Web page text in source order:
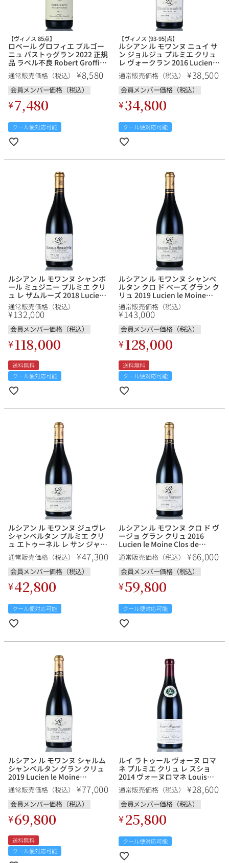
【ヴィノス 85点】
ロベール グロフィエ ブルゴー
ニュ パストゥグラン 2022 正規
品 ラベル不良 Robert Groffier
Bourgogne Passetoutgrain フ
ランス ブルゴーニュ 赤ワイン
通常販売価格（税込） ¥8,580
会員メンバー価格（税込）
¥7,480
クール便対応可能
【ヴィノス (93-95)点】
ルシアン ル モワンヌ ニュイ サ
ン ジョルジュ プルミエ クリュ
レ ヴォークラン 2016 Lucien le
Moine Nuits Saint Georges
1er Cru les Vaucrains フランス
ブルゴーニュ 赤ワイン
通常販売価格（税込） ¥38,500
会員メンバー価格（税込）
¥34,800
クール便対応可能
ルシアン ル モワンヌ シャンボ
ール ミュジニー プルミエ クリ
ュ レ ザムルーズ 2018 Lucien
le Moine Chambolle Musigny
1er Cru Les Amoureuses フラ
ンス ブルゴーニュ 赤ワイン
通常販売価格（税込）
¥132,000
会員メンバー価格（税込）
¥118,000
送料無料
クール便対応可能
ルシアン ル モワンヌ シャンベ
ルタン クロ ド ベーズ グラン ク
リュ 2019 Lucien le Moine
Chambertin Clos de Beze
Grand Cru フランス ブルゴー
ニュ 赤ワイン
通常販売価格（税込）
¥143,000
会員メンバー価格（税込）
¥128,000
送料無料
クール便対応可能
ルシアン ル モワンヌ ジュヴレ
シャンベルタン プルミエ クリ
ュ エトゥーネル レ サン ジャッ
ク 2020 Lucien le Moine
Gevrey Chambertin 1er Cru
Estournelles Les Saint
Jacques フランス ブルゴーニ
ュ 赤ワイン
通常販売価格（税込） ¥47,300
会員メンバー価格（税込）
¥42,800
クール便対応可能
ルシアン ル モワンヌ クロ ド ヴ
ージョ グラン クリュ 2016
Lucien le Moine Clos de
Vougeot Grand Cru フランス
ブルゴーニュ 赤ワイン
通常販売価格（税込） ¥66,000
会員メンバー価格（税込）
¥59,800
クール便対応可能
ルシアン ル モワンヌ シャルム
シャンベルタン グラン クリュ
2019 Lucien le Moine
Charmes Chambertin Grand
Cru フランス ブルゴーニュ 赤
ワイン
通常販売価格（税込） ¥77,000
会員メンバー価格（税込）
¥69,800
送料無料
クール便対応可能
ルイ ラトゥール ヴォーヌ ロマ
ネ プルミエ クリュ レ スショ
2014 ヴォーヌロマネ Louis
Latour Vosne Romanee 1er
Cru Les Suchots フランス ブル
ゴーニュ 赤ワイン
通常販売価格（税込） ¥28,600
会員メンバー価格（税込）
¥25,800
クール便対応可能